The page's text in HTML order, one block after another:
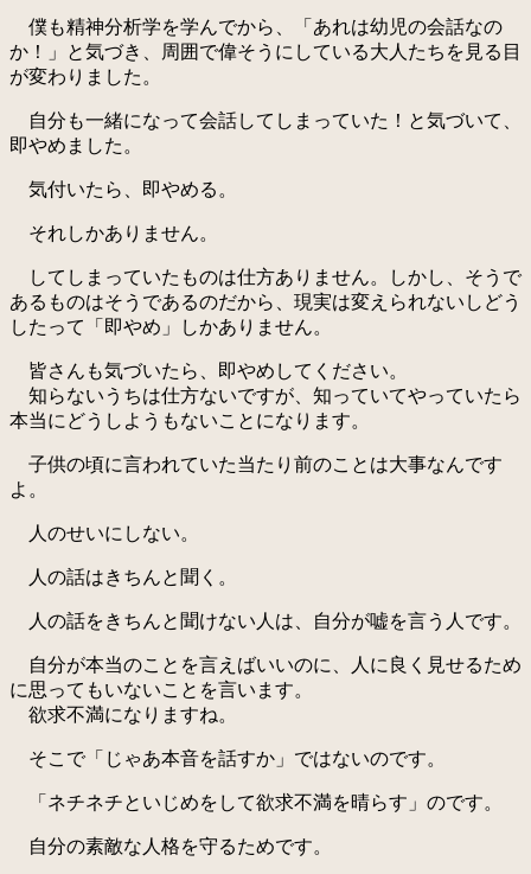
僕も精神分析学を学んでから、「あれは幼児の会話なの
か！」と気づき、周囲で偉そうにしている大人たちを見る目
が変わりました。
自分も一緒になって会話してしまっていた！と気づいて、
即やめました。
気付いたら、即やめる。
それしかありません。
してしまっていたものは仕方ありません。しかし、そうで
あるものはそうであるのだから、現実は変えられないしどう
したって「即やめ」しかありません。
皆さんも気づいたら、即やめしてください。
知らないうちは仕方ないですが、知っていてやっていたら
本当にどうしようもないことになります。
子供の頃に言われていた当たり前のことは大事なんです
よ。
人のせいにしない。
人の話はきちんと聞く。
人の話をきちんと聞けない人は、自分が嘘を言う人です。
自分が本当のことを言えばいいのに、人に良く見せるため
に思ってもいないことを言います。
欲求不満になりますね。
そこで「じゃあ本音を話すか」ではないのです。
「ネチネチといじめをして欲求不満を晴らす」のです。
自分の素敵な人格を守るためです。